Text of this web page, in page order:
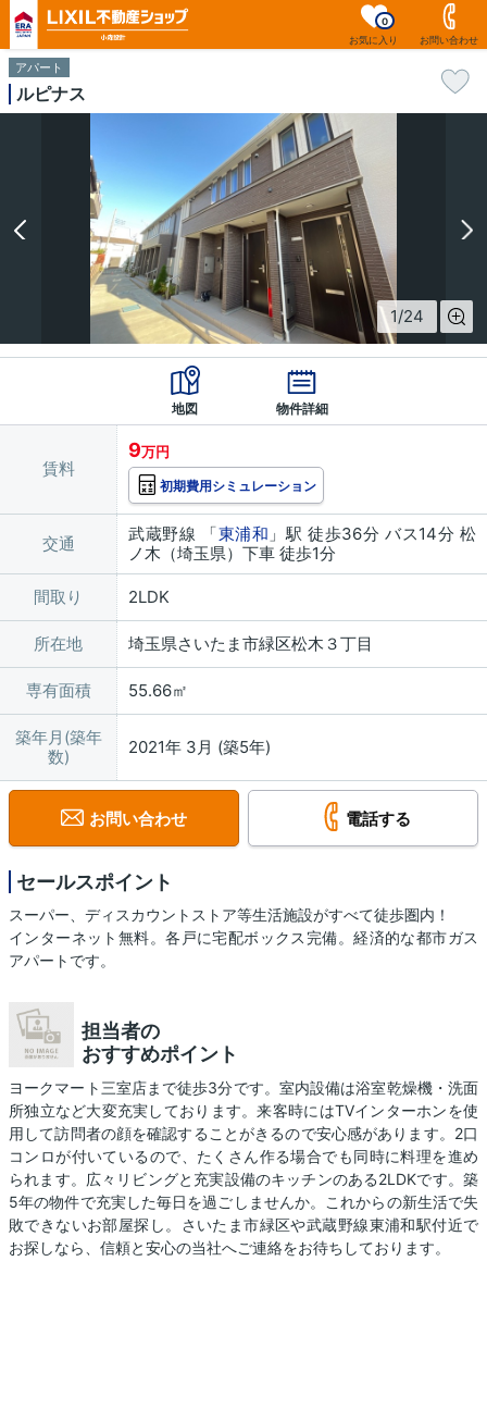
お気に入り
0
お問い合わせ
アパート
ルピナス
1/24
地図 物件詳細
賃料
9万円
初期費用シミュレーション
交通 武蔵野線 「東浦和 」駅 徒歩36分 バス14分 松
ノ木（埼玉県）下車 徒歩1分
間取り 2LDK
所在地 埼玉県さいたま市緑区松木３丁目
専有面積 55.66㎡
築年月(築年
数)
2021年 3月 (築5年)
お問い合わせ 電話する
セールスポイント
スーパー、ディスカウントストア等生活施設がすべて徒歩圏内！
インターネット無料。各戸に宅配ボックス完備。経済的な都市ガス
アパートです。
担当者の
おすすめポイント
ヨークマート三室店まで徒歩3分です。室内設備は浴室乾燥機・洗面
所独立など大変充実しております。来客時にはTVインターホンを使
用して訪問者の顔を確認することがきるので安心感があります。2口
コンロが付いているので、たくさん作る場合でも同時に料理を進め
られます。広々リビングと充実設備のキッチンのある2LDKです。築
5年の物件で充実した毎日を過ごしませんか。これからの新生活で失
敗できないお部屋探し。さいたま市緑区や武蔵野線東浦和駅付近で
お探しなら、信頼と安心の当社へご連絡をお待ちしております。